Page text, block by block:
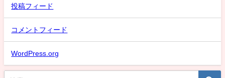
投稿フィード
コメントフィード
WordPress.org